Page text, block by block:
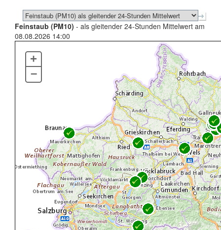
Feinstaub (PM10) - als gleitender 24-Stunden Mittelwert am
08.08.2026 14:00
+
–